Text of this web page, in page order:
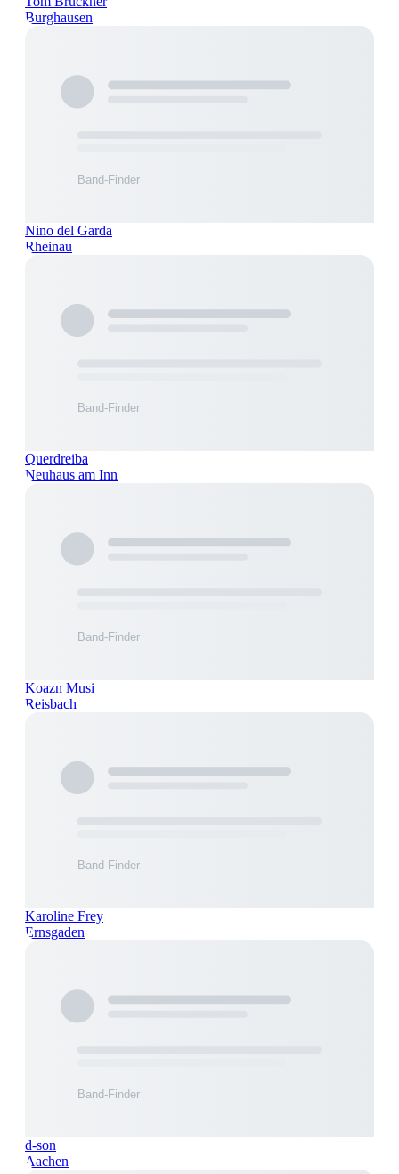
Burghausen
Nino del Garda
Rheinau
Querdreiba
Neuhaus am Inn
Koazn Musi
Reisbach
Karoline Frey
Ernsgaden
d-son
Aachen